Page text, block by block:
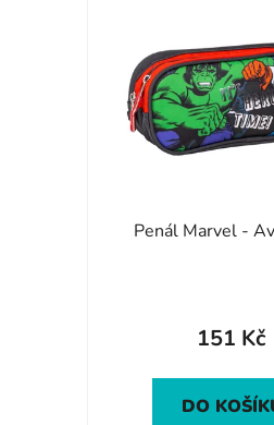
Penál Marvel -
151 Kč
DO